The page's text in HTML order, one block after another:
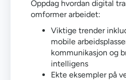
Oppdag hvordan digital
omformer arbeidet:
Viktige trender
mobile
kommunikasjon og
intelligens
Ekte eksempler på